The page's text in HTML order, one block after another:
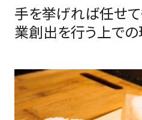
手を挙げれば任せて
業創出を行う上での